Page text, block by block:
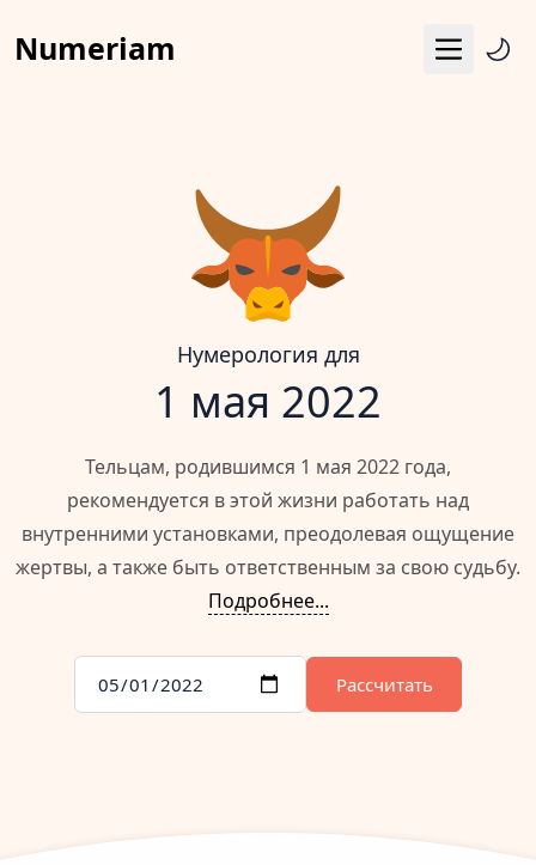
Numeriam Меню
Матрица судьбы
Гороскоп
Календарь
Нумерология для
1 мая 2022
Тельцам, родившимся 1 мая 2022 года,
рекомендуется в этой жизни работать над
внутренними установками, преодолевая ощущение
жертвы, а также быть ответственным за свою судьбу.
Подробнее...
Рассчитать